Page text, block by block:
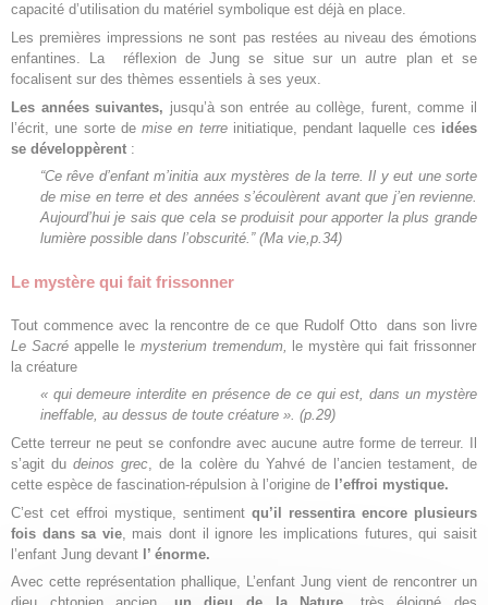
capacité d’utilisation du matériel symbolique est déjà en place.
Les premières impressions ne sont pas restées au niveau des émotions
enfantines. La réflexion de Jung se situe sur un autre plan et se
focalisent sur des thèmes essentiels à ses yeux.
Les années suivantes, jusqu’à son entrée au collège, furent, comme il
l’écrit, une sorte demise en terreinitiatique, pendant laquelle ces idées
se développèrent :
“Ce rêve d’enfant m’initia aux mystères de la terre. Il y eut une sorte
de mise en terre et des années s’écoulèrent avant que j’en revienne.
Aujourd’hui je sais que cela se produisit pour apporter la plus grande
lumière possible dans l’obscurité.” (Ma vie,p.34)
Le mystère qui fait frissonner
Tout commence avec la rencontre de ce que Rudolf Otto dans son livre
Le Sacréappelle le mysterium tremendum,
le mystère qui fait frissonner
la créature
« qui demeure interdite en présence de ce qui est, dans un mystère
ineffable, au dessus de toute créature ». (p.29)
Cette terreur ne peut se confondre avec aucune autre forme de terreur. Il
s’agit dudeinos grec, de la colère du Yahvé de l’ancien testament, de
cette espèce de fascination-répulsion à l’origine de l’effroi mystique.
C’est cet effroi mystique, sentiment qu’il ressentira encore plusieurs
fois dans sa vie, mais dont il ignore les implications futures, qui saisit
l’enfant Jung devant l’ énorme.
Avec cette représentation phallique, L’enfant Jung vient de rencontrer un